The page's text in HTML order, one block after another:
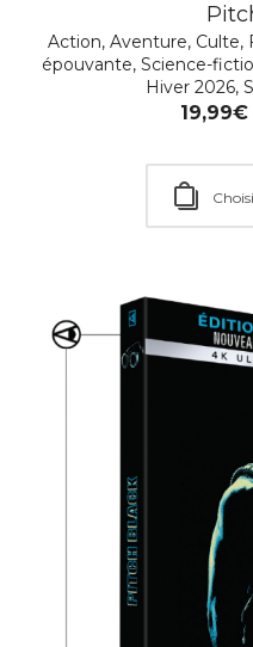
Action, Aventure, Culte,
épouvante, Science-
Hiver 2026,
19,99€